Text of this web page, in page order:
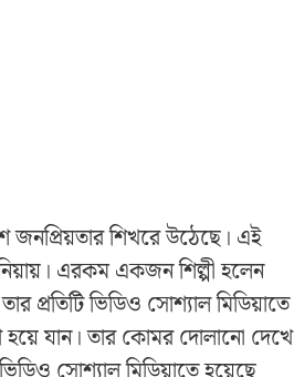
জনপ্রিয়তার শিখরে উঠেছে। এই
এরকম একজন শিল্পী হলেন
প্রতিটি ভিডিও সোশ্যাল মিডিয়াতে
হয়ে যান। তার কোমর দোলানো দেখে